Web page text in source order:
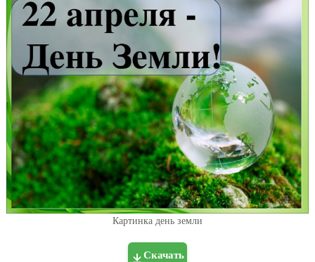
Картинка день земли
Скачать